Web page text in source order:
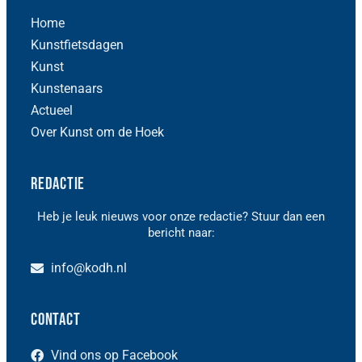
Home
Kunstfietsdagen
Kunst
Kunstenaars
Actueel
Over Kunst om de Hoek
Redactie
Heb je leuk nieuws voor onze redactie? Stuur dan een
bericht naar:
info@kodh.nl
Contact
Vind ons op Facebook